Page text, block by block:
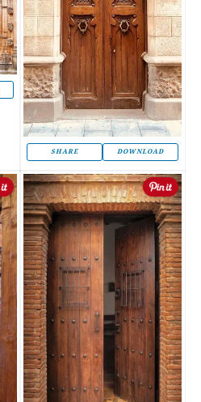
SHARE DOWNLOAD